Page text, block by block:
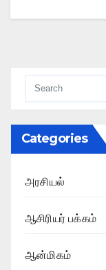
Categories
அரசியல்
ஆசிரியர் பக்கம்
ஆன்மிகம்